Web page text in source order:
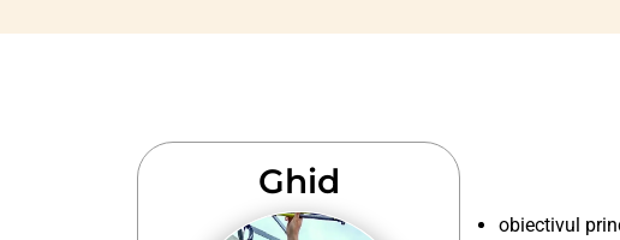
Ghid
obiectivul